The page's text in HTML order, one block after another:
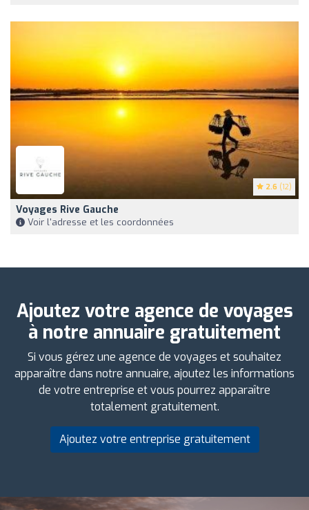
2.6 (12)
Voyages Rive Gauche
Voir l'adresse et les coordonnées
Ajoutez votre agence de voyages
à notre annuaire gratuitement
Si vous gérez une agence de voyages et souhaitez
apparaître dans notre annuaire, ajoutez les informations
de votre entreprise et vous pourrez apparaître
totalement gratuitement.
Ajoutez votre entreprise gratuitement